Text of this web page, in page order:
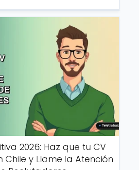
2026: Haz que tu CV
Chile y Llame la Atención